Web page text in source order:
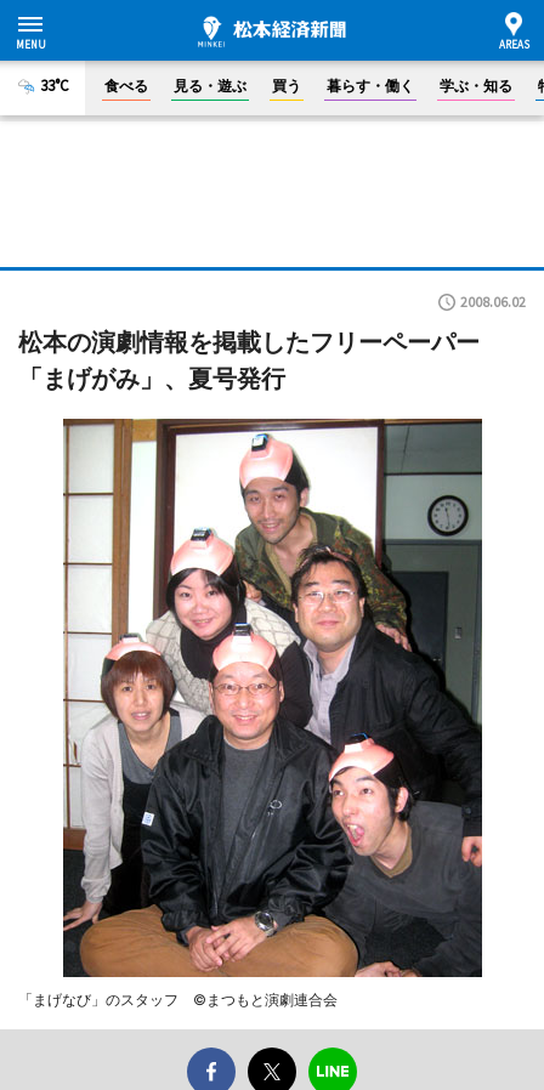
33°C 食べる 見る・遊ぶ 買う 暮らす・働く 学ぶ・知る
2008.06.02
松本の演劇情報を掲載したフリーペーパー
「まげがみ」、夏号発行
「まげなび」のスタッフ ©まつもと演劇連合会